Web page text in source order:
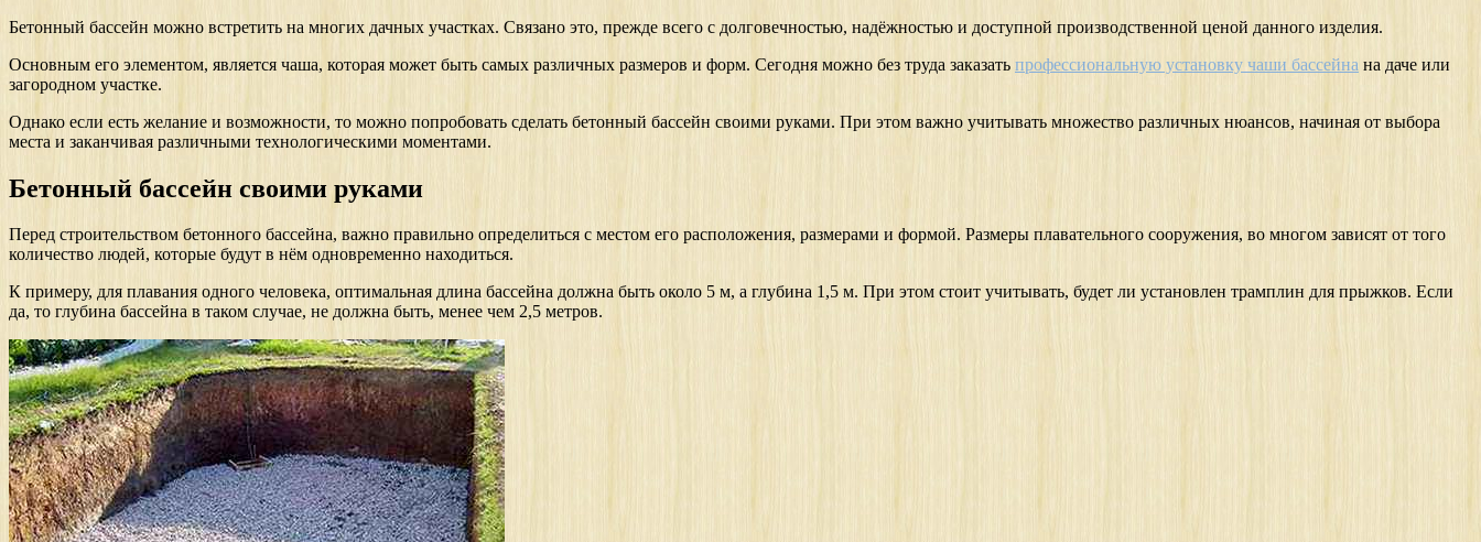
Бетонный бассейн можно встретить на многих дачных участках. Связано это, прежде всего с долговечностью, надёжностью и доступной производственной ценой данного изделия.
Основным его элементом, является чаша, которая может быть самых различных размеров и форм. Сегодня можно без труда заказать профессиональную установку чаши бассейна на даче или
загородном участке.
Однако если есть желание и возможности, то можно попробовать сделать бетонный бассейн своими руками. При этом важно учитывать множество различных нюансов, начиная от выбора
места и заканчивая различными технологическими моментами.
Бетонный бассейн своими руками
Перед строительством бетонного бассейна, важно правильно определиться с местом его расположения, размерами и формой. Размеры плавательного сооружения, во многом зависят от того
количество людей, которые будут в нём одновременно находиться.
К примеру, для плавания одного человека, оптимальная длина бассейна должна быть около 5 м, а глубина 1,5 м. При этом стоит учитывать, будет ли установлен трамплин для прыжков. Если
да, то глубина бассейна в таком случае, не должна быть, менее чем 2,5 метров.